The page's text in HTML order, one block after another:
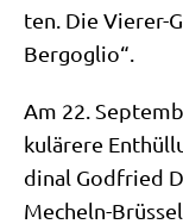
ten. Die Vie­rer-
Bergoglio“.
Am 22.
ku­lä­re­re
di­nal God­fried
Mecheln-